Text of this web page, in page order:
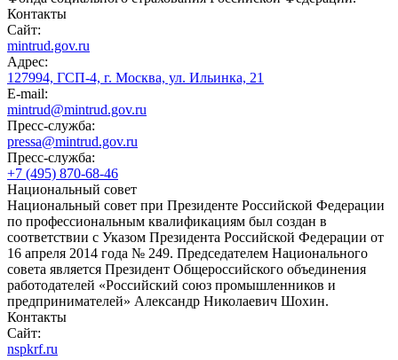
Контакты
Сайт:
mintrud.gov.ru
Адрес:
127994, ГСП-4, г. Москва, ул. Ильинка, 21
E-mail:
mintrud@mintrud.gov.ru
Пресс-служба:
pressa@mintrud.gov.ru
Пресс-служба:
+7 (495) 870-68-46
Национальный совет
Национальный совет при Президенте Российской Федерации
по профессиональным квалификациям был создан в
соответствии с Указом Президента Российской Федерации от
16 апреля 2014 года № 249. Председателем Национального
совета является Президент Общероссийского объединения
работодателей «Российский союз промышленников и
предпринимателей» Александр Николаевич Шохин.
Контакты
Сайт:
nspkrf.ru